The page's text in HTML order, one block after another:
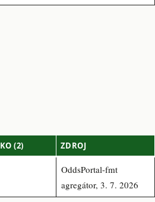
(2) ZDROJ
OddsPortal-fmt
agregátor, 3. 7. 2026